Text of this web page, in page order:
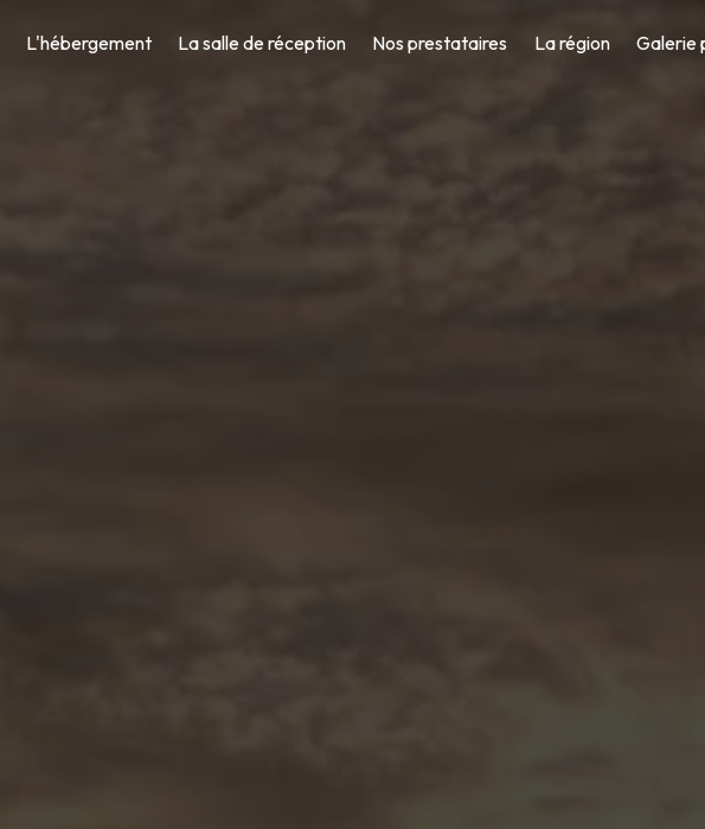
L'hébergement La salle de réception Nos prestataires La région Galerie